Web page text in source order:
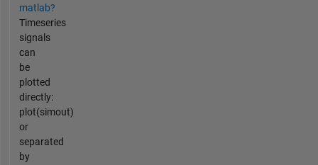
matlab?
Timeseries
signals
can
be
plotted
directly:
plot(simout)
or
separated
by